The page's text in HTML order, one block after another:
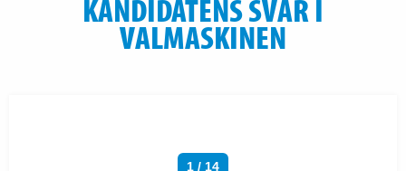
KANDIDATENS SVAR I
VALMASKINEN
1 / 14